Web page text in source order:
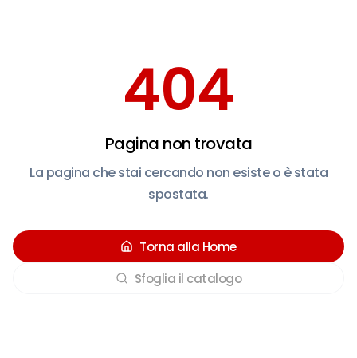
404
Pagina non trovata
La pagina che stai cercando non esiste o è stata
spostata.
Torna alla Home
Sfoglia il catalogo